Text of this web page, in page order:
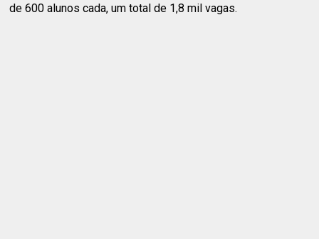
de 600 alunos cada, um total de 1,8 mil vagas.